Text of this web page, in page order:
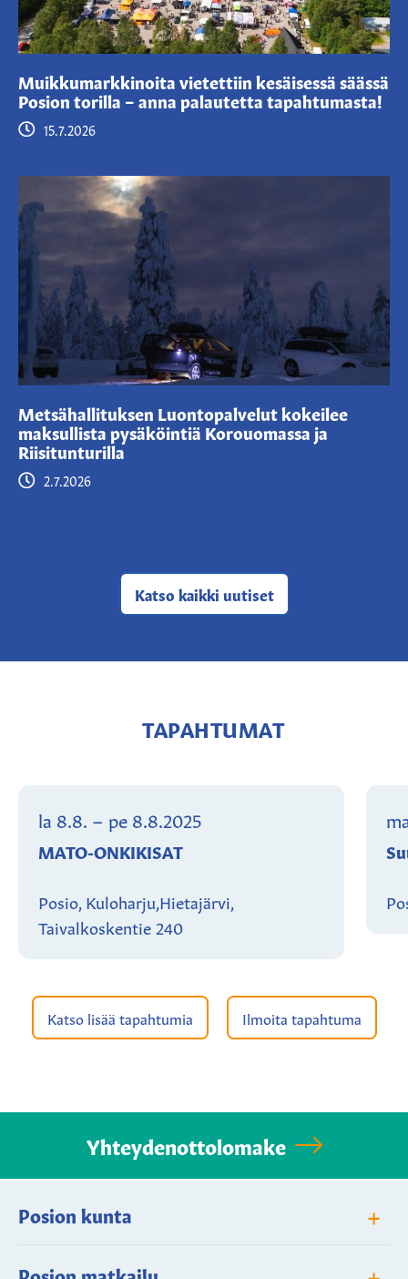
15.7.2026
Muikkumarkkinoita vietettiin kesäisessä säässä
Posion torilla – anna palautetta tapahtumasta!
2.7.2026
Metsähallituksen Luontopalvelut kokeilee
maksullista pysäköintiä Korouomassa ja
Riisitunturilla
Katso kaikki uutiset
TAPAHTUMAT
la 8.8. – pe 8.8.2025
MATO-ONKIKISAT
Posio, Kuloharju,Hietajärvi,
Taivalkoskentie 240
Katso lisää tapahtumia Ilmoita tapahtuma
Yhteydenottolomake
Posion kunta +